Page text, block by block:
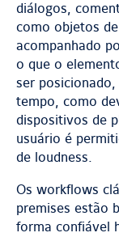
diálogos,
como objetos
acompanhado
o que o
ser
tempo, como
dispositivos de
usuário é
de loudness.
Os workflows
premises estão
forma confiável